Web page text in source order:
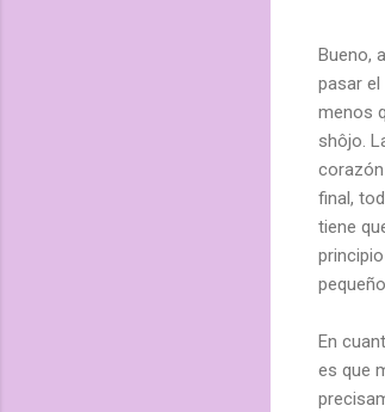
Bueno,
pasar
menos
shôjo.
final,
tiene
En
es que